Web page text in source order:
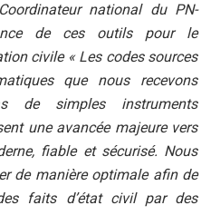
national du PN-
de ces outils pour le
civile « Les codes sources
que nous recevons
de simples instruments
une avancée majeure vers
fiable et sécurisé. Nous
de manière optimale afin de
faits d’état civil par des